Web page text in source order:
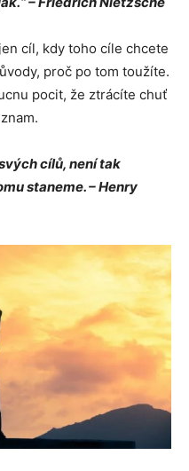
cíl, kdy toho cíle chcete
proč po tom toužíte.
pocit, že ztrácíte chuť
cílů, není tak
staneme. – Henry